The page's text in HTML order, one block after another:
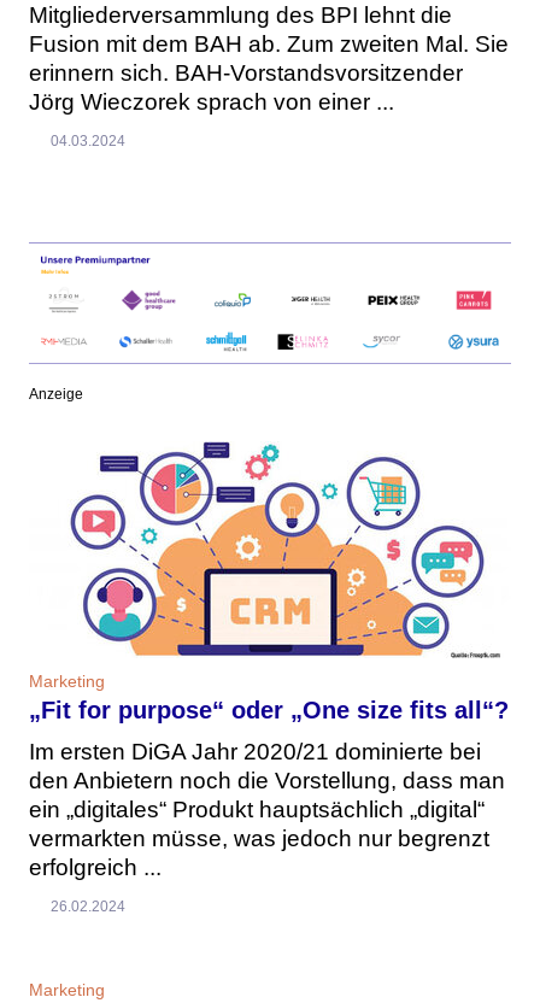
Mitgliederversammlung des BPI lehnt die
Fusion mit dem BAH ab. Zum zweiten Mal. Sie
erinnern sich. BAH-Vorstandsvorsitzender
Jörg Wieczorek sprach von einer ...
04.03.2024
Anzeige
Marketing
„Fit for purpose“ oder „One size fits all“?
Im ersten DiGA Jahr 2020/21 dominierte bei
den Anbietern noch die Vorstellung, dass man
ein „digitales“ Produkt hauptsächlich „digital“
vermarkten müsse, was jedoch nur begrenzt
erfolgreich ...
26.02.2024
Marketing